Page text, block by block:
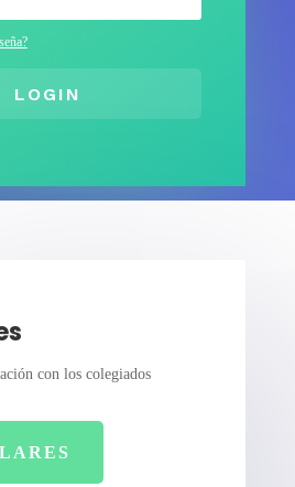
LOGIN
con los colegiados